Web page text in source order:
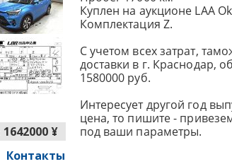
1642000 ¥
Контакты
Куплен на аукционе LAA
Комплектация Z.
С учетом всех затрат,
доставки в г. Краснодар,
1580000 руб.
Интересует другой год
цена, то пишите -
под ваши параметры.